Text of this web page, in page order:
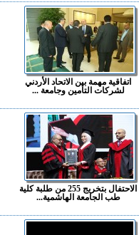
اتفاقية مهمة بين الاتحاد الأردني
لشركات التأمين وجامعة ...
الاحتفال بتخريج 255 من طلبة كلية
طب الجامعة الهاشمية...